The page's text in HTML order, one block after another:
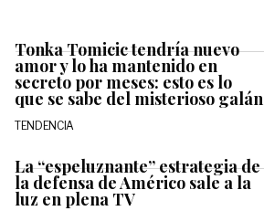
Tonka Tomicic tendría nuevo
amor y lo ha mantenido en
secreto por meses: esto es lo
que se sabe del misterioso galán
TENDENCIA
La “espeluznante” estrategia de
la defensa de Américo sale a la
luz en plena TV